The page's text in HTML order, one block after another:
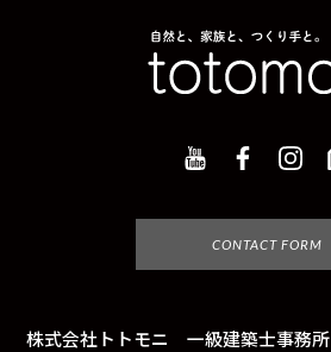
CONTACT FORM
株式会社トトモニ 一級建築士事務所